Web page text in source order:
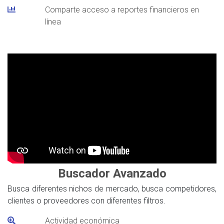
Comparte acceso a reportes financieros en
línea
Buscador Avanzado
Busca diferentes nichos de mercado, busca competidores,
clientes o proveedores con diferentes filtros.
Actividad económica